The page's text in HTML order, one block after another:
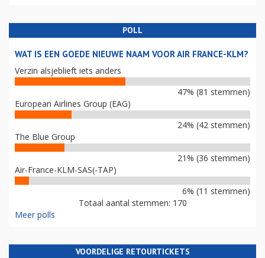
POLL
WAT IS EEN GOEDE NIEUWE NAAM VOOR AIR FRANCE-KLM?
Verzin alsjeblieft iets anders
47% (81 stemmen)
European Airlines Group (EAG)
24% (42 stemmen)
The Blue Group
21% (36 stemmen)
Air-France-KLM-SAS(-TAP)
6% (11 stemmen)
Totaal aantal stemmen: 170
Meer polls
VOORDELIGE RETOURTICKETS